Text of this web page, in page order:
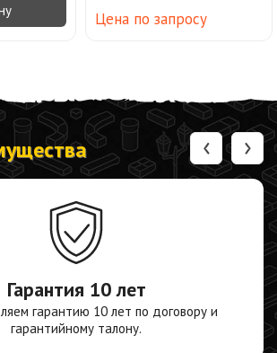
Цена по запросу
Гарантия 10 лет
гарантию 10 лет по договору и
гарантийному талону.
‹ ›